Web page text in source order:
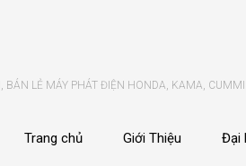
LẺ MÁY PHÁT ĐIỆN HONDA, KAMA,
Trang chủ Giới Thiệu Đại